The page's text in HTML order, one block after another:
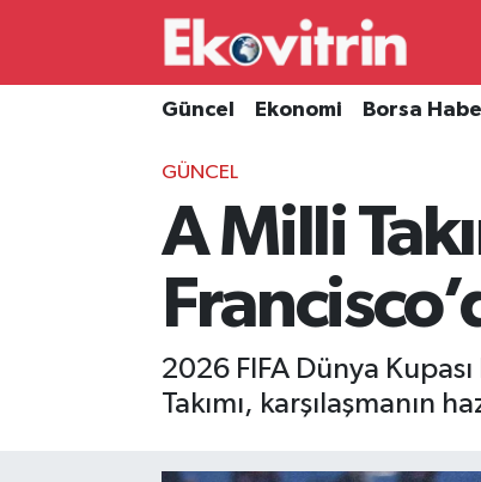
Güncel Ekonomi Borsa
GÜNCEL
A Milli
2026 FIFA Dünya
Takımı, karşılaşmanın
Güncel
Borsa Haberleri
Hava Durumu
Süper Lig Puan Durumu ve Fikstür
Tüm Manşetler
Son Dakika Haberleri
Haber Arşivi